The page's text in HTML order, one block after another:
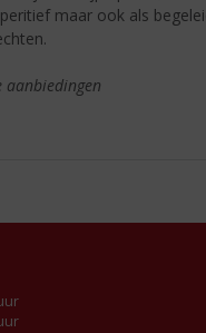
maar ook als
aanbiedingen